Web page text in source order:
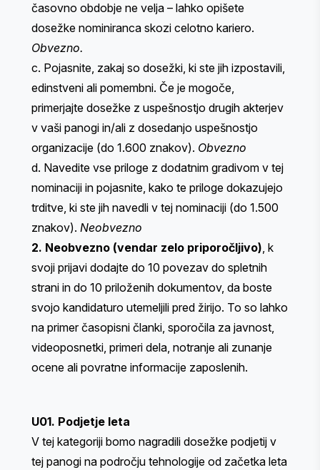
časovno obdobje ne velja – lahko opišete
dosežke nominiranca skozi celotno kariero.
Obvezno.
c. Pojasnite, zakaj so dosežki, ki ste jih izpostavili,
edinstveni ali pomembni. Če je mogoče,
primerjajte dosežke z uspešnostjo drugih akterjev
v vaši panogi in/ali z dosedanjo uspešnostjo
organizacije (do 1.600 znakov). Obvezno
d. Navedite vse priloge z dodatnim gradivom v tej
nominaciji in pojasnite, kako te priloge dokazujejo
trditve, ki ste jih navedli v tej nominaciji (do 1.500
znakov). Neobvezno
2. Neobvezno (vendar zelo priporočljivo), k
svoji prijavi dodajte do 10 povezav do spletnih
strani in do 10 priloženih dokumentov, da boste
svojo kandidaturo utemeljili pred žirijo. To so lahko
na primer časopisni članki, sporočila za javnost,
videoposnetki, primeri dela, notranje ali zunanje
ocene ali povratne informacije zaposlenih.
U01. Podjetje leta
V tej kategoriji bomo nagradili dosežke podjetij v
tej panogi na področju tehnologije od začetka leta